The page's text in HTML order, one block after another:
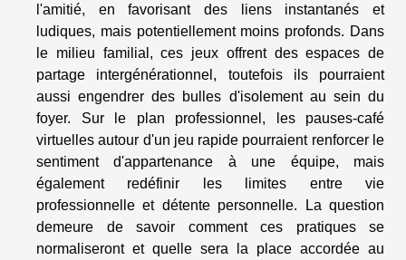
l'amitié, en favorisant des liens instantanés et
ludiques, mais potentiellement moins profonds. Dans
le milieu familial, ces jeux offrent des espaces de
partage intergénérationnel, toutefois ils pourraient
aussi engendrer des bulles d'isolement au sein du
foyer. Sur le plan professionnel, les pauses-café
virtuelles autour d'un jeu rapide pourraient renforcer le
sentiment d'appartenance à une équipe, mais
également redéfinir les limites entre vie
professionnelle et détente personnelle. La question
demeure de savoir comment ces pratiques se
normaliseront et quelle sera la place accordée au